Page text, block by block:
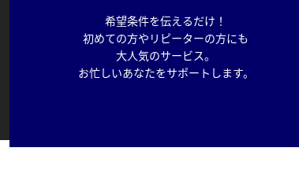
希望条件を伝えるだけ！
初めての方やリピーターの方にも
大人気のサービス。
お忙しいあなたをサポートします。